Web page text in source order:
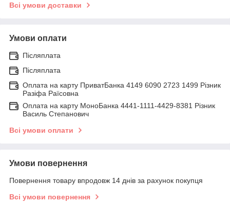
Всі умови доставки
Умови оплати
Післяплата
Післяплата
Оплата на карту ПриватБанка 4149 6090 2723 1499 Різник
Разіфа Раїсовна
Оплата на карту МоноБанка 4441-1111-4429-8381 Різник
Василь Степанович
Всі умови оплати
Умови повернення
Повернення товару впродовж 14 днів за рахунок покупця
Всі умови повернення